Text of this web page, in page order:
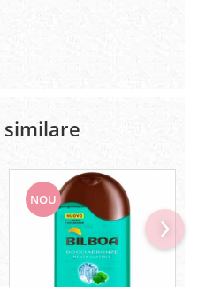
similare
NOU